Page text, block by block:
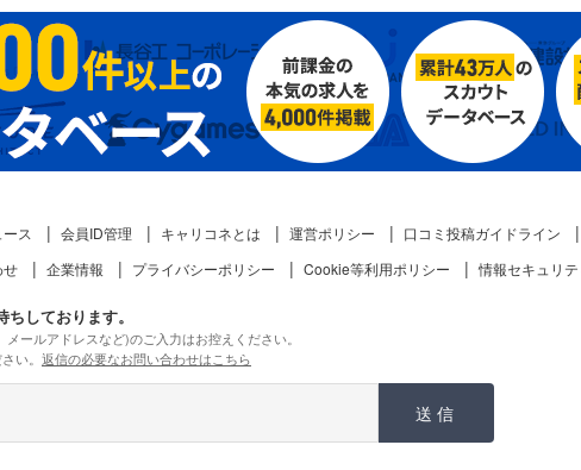
ス 会員ID管理 キャリコネとは 運営ポリシー 口コミ投稿ガイドライン
せ 企業情報 プライバシーポリシー Cookie等利用ポリシー 情報セキュリテ
しております。
ールアドレスなど)のご入力はお控えください。
い。 返信の必要なお問い合わせはこちら
送信